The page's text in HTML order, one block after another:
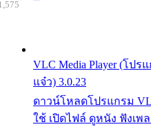
VLC Media Player (โป
แจ๋ว) 3.0.23
ดาวน์โหลดโปรแกรม
ใช้ เปิดไฟล์ ดูหนัง ฟังเพ